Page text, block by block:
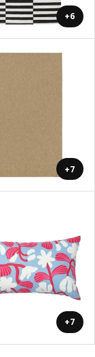
+6
+7
+7